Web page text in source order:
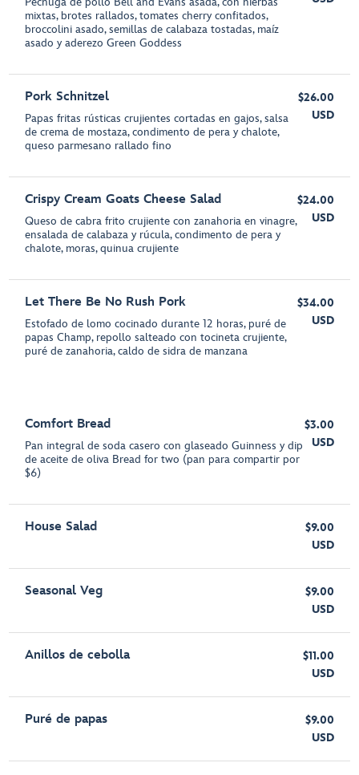
mixtas, brotes rallados, tomates cherry confitados,
broccolini asado, semillas de calabaza tostadas, maíz
asado y aderezo Green Goddess
Pork Schnitzel
Papas fritas rústicas crujientes cortadas en gajos, salsa
de crema de mostaza, condimento de pera y chalote,
queso parmesano rallado fino
$26.00
USD
Crispy Cream Goats Cheese Salad
Queso de cabra frito crujiente con zanahoria en vinagre,
ensalada de calabaza y rúcula, condimento de pera y
chalote, moras, quinua crujiente
$24.00
USD
Let There Be No Rush Pork
Estofado de lomo cocinado durante 12 horas, puré de
papas Champ, repollo salteado con tocineta crujiente,
puré de zanahoria, caldo de sidra de manzana
$34.00
USD
Comfort Bread
Pan integral de soda casero con glaseado Guinness y dip
de aceite de oliva Bread for two (pan para compartir por
$6)
$3.00
USD
House Salad
$9.00
USD
Seasonal Veg
$9.00
USD
Anillos de cebolla
$11.00
USD
Puré de papas
$9.00
USD